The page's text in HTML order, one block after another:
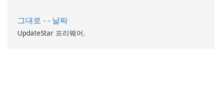
그대로 - - 날짜
UpdateStar 프리웨어.